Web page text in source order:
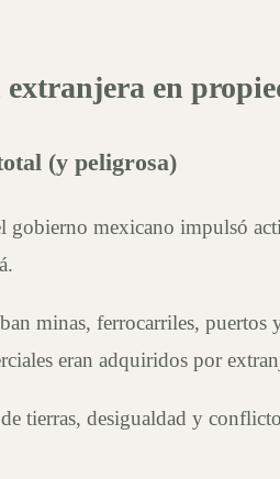
en
(y peligrosa)
mexicano impulsó
minas, ferrocarriles, puertos
eran adquiridos por
tierras, desigualdad y